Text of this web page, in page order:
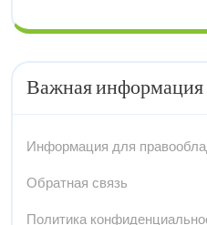
Важная информация
Информация для
Обратная связь
Политика